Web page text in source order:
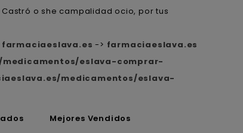
o she campalidad ocio, por tus
farmaciaeslava.es -> farmaciaeslava.es
eslava-comprar-
medicamentos/eslava-
Mejores Vendidos